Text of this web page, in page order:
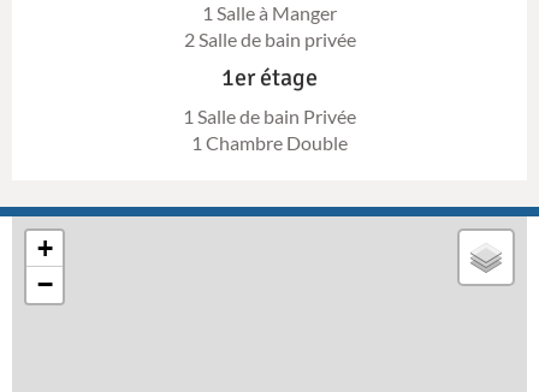
1 Salle à Manger
2 Salle de bain privée
1er étage
1 Salle de bain Privée
1 Chambre Double
+
−